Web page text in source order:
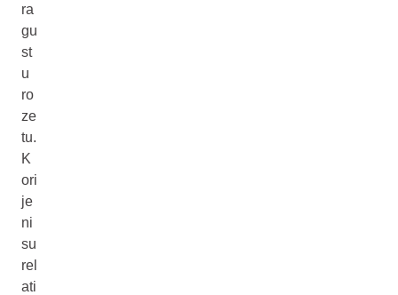
ra
gu
st
u
ro
ze
tu.
K
ori
je
ni
su
rel
ati